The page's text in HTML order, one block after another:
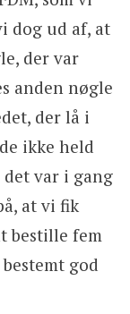
dog ud af, at
der var
anden nøgle
der lå i
ikke held
det var i gang
at vi fik
bestille fem
god